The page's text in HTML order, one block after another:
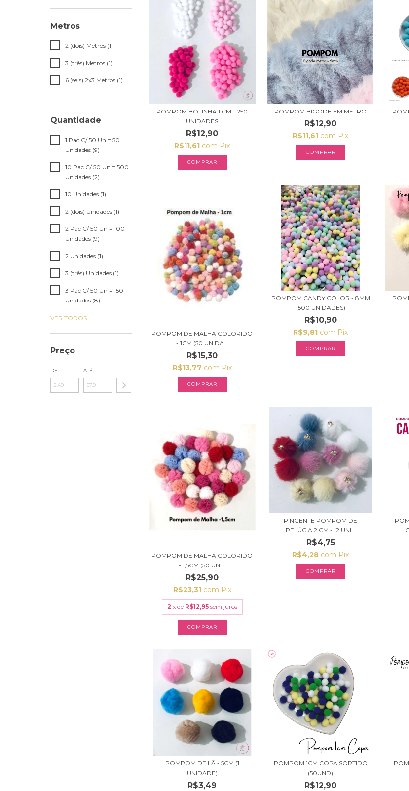
Metros
2 (dois) Metros (1)
3 (três) Metros (1)
6 (seis) 2x3 Metros (1)
Quantidade
1 Pac C/ 50 Un = 50
Unidades (9)
10 Pac C/ 50 Un = 500
Unidades (2)
10 Unidades (1)
2 (dois) Unidades (1)
2 Pac C/ 50 Un = 100
Unidades (9)
2 Unidades (1)
3 (três) Unidades (1)
3 Pac C/ 50 Un = 150
Unidades (8)
VER TODOS
Preço
DE ATÉ
POMPOM BOLINHA 1 CM - 250
UNIDADES
R$12,90
R$11,61 com Pix
COMPRAR
POMPOM BIGODE EM METRO
R$12,90
R$11,61 com Pix
COMPRAR
POMPOM DE MALHA COLORIDO
- 1CM (50 UNIDA...
R$15,30
R$13,77 com Pix
POMPOM CANDY COLOR - 8MM
(500 UNIDADES)
R$10,90
R$9,81 com Pix
COMPRAR
POMPOM DE MALHA COLORIDO
- 1,5CM (50 UNI...
R$25,90
R$23,31 com Pix
2 x de R$12,95 sem juros
PINGENTE POMPOM DE
PELÚCIA 2 CM - (2 UNI...
R$4,75
R$4,28 com Pix
COMPRAR
POMPOM DE LÃ - 5CM (1
UNIDADE)
R$3,49
POMPOM 1CM COPA SORTIDO
(50UND)
R$12,90